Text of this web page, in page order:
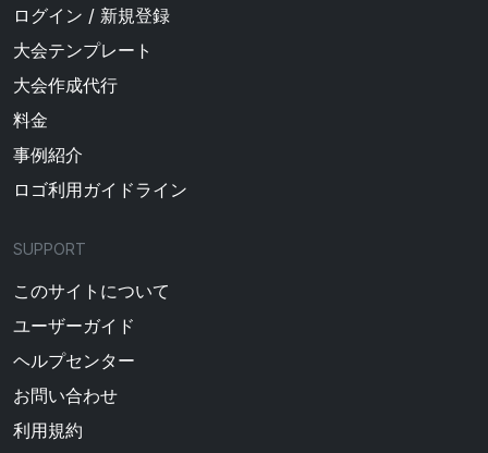
ログイン / 新規登録
大会テンプレート
大会作成代行
料金
事例紹介
ロゴ利用ガイドライン
SUPPORT
このサイトについて
ユーザーガイド
ヘルプセンター
お問い合わせ
利用規約